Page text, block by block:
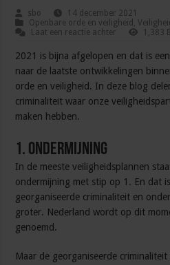
sbo
14 december 2021
Openbare orde en veiligheid ,
Laat een reactie achter
1,383
2021 is bijna afgelopen en dat is
naar de laatste ontwikkelingen
orde en veiligheid. In deze blog
criminaliteit waar onze
maken hebben.
1. Ondermijning
In de meeste veiligheidsplannen
ondermijning met stip op 1. En dat
georganiseerde criminaliteit en
groter. Nederland wordt op dit
genoemd.
Maar de georganiseerde